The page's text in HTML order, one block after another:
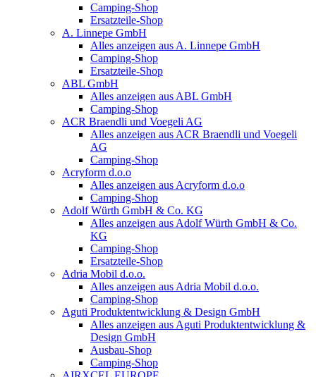
Camping-Shop
Ersatzteile-Shop
A. Linnepe GmbH
Alles anzeigen aus A. Linnepe GmbH
Camping-Shop
Ersatzteile-Shop
ABL GmbH
Alles anzeigen aus ABL GmbH
Camping-Shop
ACR Braendli und Voegeli AG
Alles anzeigen aus ACR Braendli und Voegeli
AG
Camping-Shop
Acryform d.o.o
Alles anzeigen aus Acryform d.o.o
Camping-Shop
Adolf Würth GmbH & Co. KG
Alles anzeigen aus Adolf Würth GmbH & Co.
KG
Camping-Shop
Ersatzteile-Shop
Adria Mobil d.o.o.
Alles anzeigen aus Adria Mobil d.o.o.
Camping-Shop
Aguti Produktentwicklung & Design GmbH
Alles anzeigen aus Aguti Produktentwicklung &
Design GmbH
Ausbau-Shop
Camping-Shop